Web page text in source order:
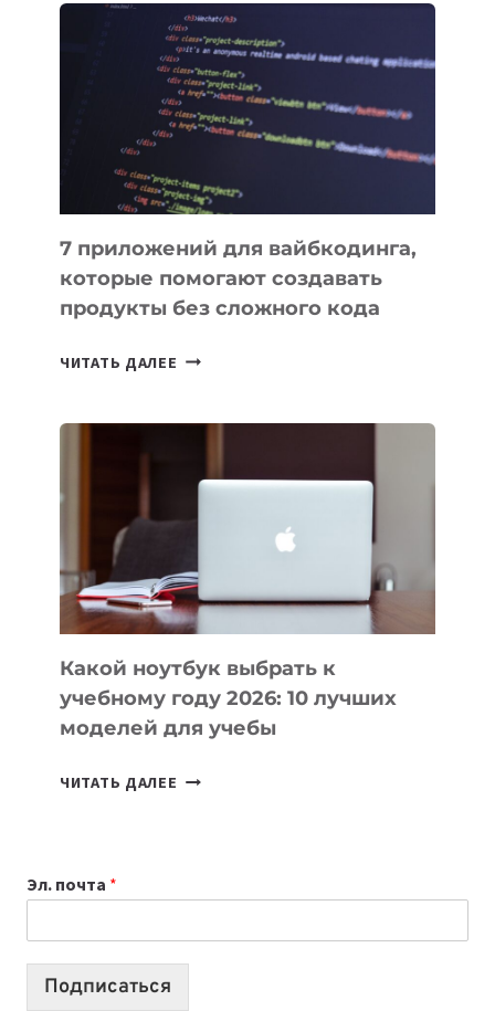
ПОЛЕЗНЫХ
ИНСТРУМЕНТОВ
ДЛЯ
РАБОТЫ
7 приложений для вайбкодинга,
которые помогают создавать
продукты без сложного кода
ЧИТАТЬ ДАЛЕЕ 7
ПОМОГАЮТ
СОЗДАВАТЬ
БЕЗ
СЛОЖНОГО
КОДА
Какой ноутбук выбрать к
учебному году 2026: 10 лучших
моделей для учебы
ЧИТАТЬ ДАЛЕЕ КАКОЙ
2026:
10
Эл. почта *
Подписаться